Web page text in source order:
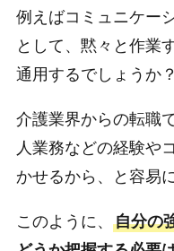
例えばコミュニケー
として、黙々と作業
通用するでしょうか？
介護業界からの転職
人業務などの経験や
かせるから、と容易
このように、 自分の